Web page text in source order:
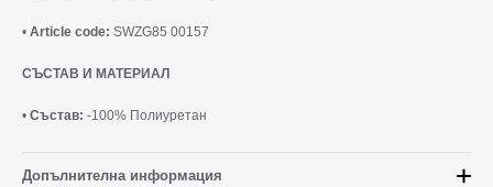
• Article code: SWZG85 00157
СЪСТАВ И МАТЕРИАЛ
• Състав: -100% Полиуретан
Допълнителна информация